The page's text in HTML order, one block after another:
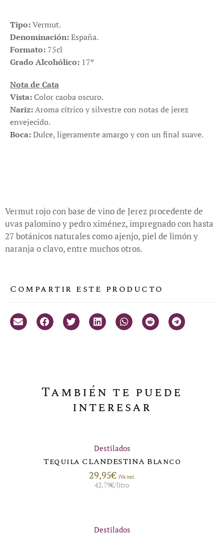
Tipo:Vermut.
Denominación:España.
Formato: 75cl
Grado Alcohólico: 17º
Nota de Cata
Vista: Color caoba oscuro.
Nariz:Aroma cítrico y silvestre con notas de jerez
envejecido.
Boca:Dulce, ligeramente amargo y con un final suave.
Vermut rojo con base de vino de Jerez procedente de
uvas palomino y pedro ximénez, impregnado con hasta
27 botánicos naturales como ajenjo, piel de limón y
naranja o clavo, entre muchos otros.
Compartir este producto
También te puede
interesar
Destilados
Tequila CLANDESTINA Blanco
29,95€ IVA incl.
42,79€/litro
Destilados